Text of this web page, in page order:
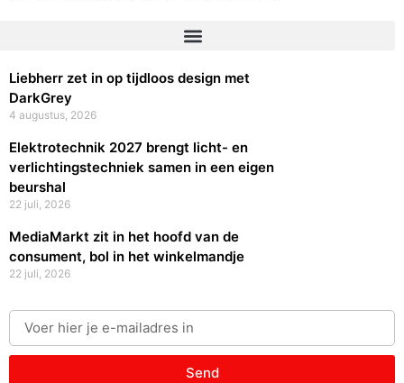
Liebherr zet in op tijdloos design met
DarkGrey
4 augustus, 2026
Elektrotechnik 2027 brengt licht- en
verlichtingstechniek samen in een eigen
beurshal
22 juli, 2026
MediaMarkt zit in het hoofd van de
consument, bol in het winkelmandje
22 juli, 2026
Send